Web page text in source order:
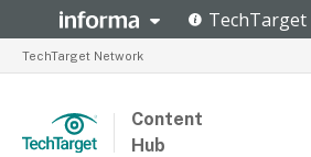
TechTarget Network
Content
Hub